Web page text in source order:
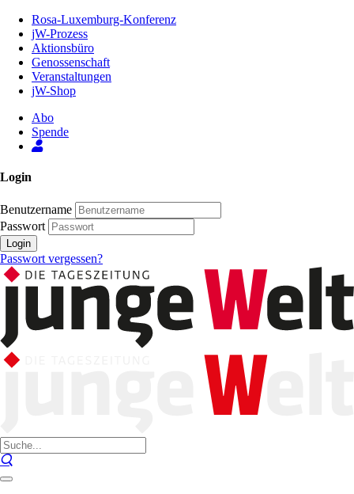
Inhalt
Seite
Rosa-Luxemburg-Konferenz
jW-Prozess
Aktionsbüro
Genossenschaft
Veranstaltungen
jW-Shop
Abo
Spende
Login
Benutzername
Passwort
Login
Passwort vergessen?